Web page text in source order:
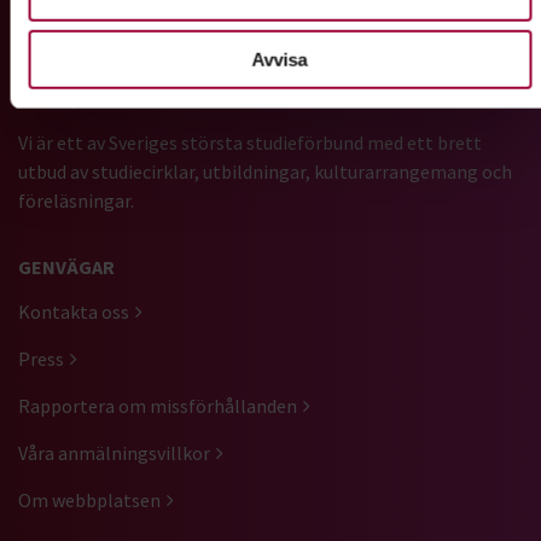
Avvisa
Vi är ett av Sveriges största studieförbund med ett brett
utbud av studiecirklar, utbildningar, kulturarrangemang och
föreläsningar.
GENVÄGAR
Kontakta oss
Press
Rapportera om missförhållanden
Våra anmälningsvillkor
Om webbplatsen